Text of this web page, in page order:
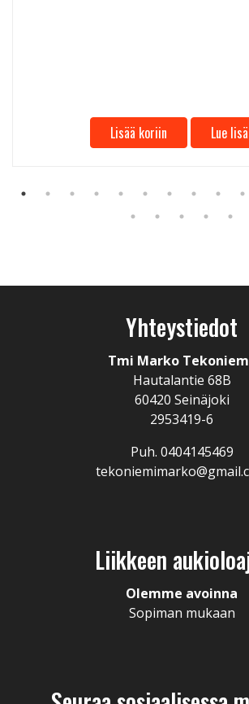
Lisää koriin Lue
Yhteystiedot
Tmi Marko
Hautalantie 68B
60420 Seinäjoki
2953419-6
Puh. 0404145469
Liikkeen
Olemme avoinna
Sopiman mukaan